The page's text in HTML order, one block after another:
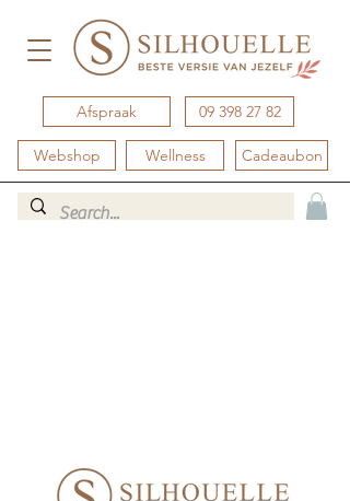
09 398 27 82
Afspraak
Webshop Wellness Cadeaubon